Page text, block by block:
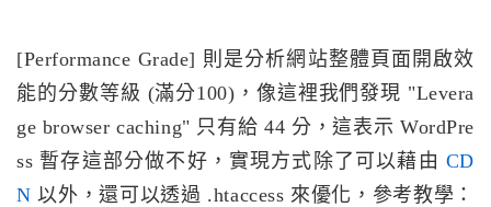
[Performance Grade] 則是分析網站整體頁面開啟效
能的分數等級 (滿分100)，像這裡我們發現 "Levera
ge browser caching" 只有給 44 分，這表示 WordPre
ss 暫存這部分做不好，實現方式除了可以藉由 CD
N 以外，還可以透過 .htaccess 來優化，參考教學：